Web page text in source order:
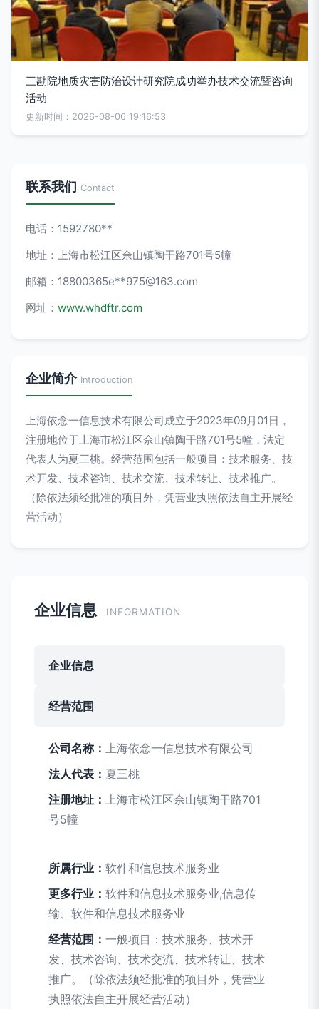
三勘院地质灾害防治设计研究院成功举办技术交流暨咨询
活动
更新时间：2026-08-06 19:16:53
联系我们 Contact
电话：1592780**
地址：上海市松江区佘山镇陶干路701号5幢
邮箱：18800365e**975@163.com
网址： www.whdftr.com
企业简介 Introduction
上海依念一信息技术有限公司成立于2023年09月01日，
注册地位于上海市松江区佘山镇陶干路701号5幢，法定
代表人为夏三桃。经营范围包括一般项目：技术服务、技
术开发、技术咨询、技术交流、技术转让、技术推广。
（除依法须经批准的项目外，凭营业执照依法自主开展经
营活动）
企业信息 INFORMATION
企业信息
经营范围
公司名称： 上海依念一信息技术有限公司
法人代表： 夏三桃
注册地址： 上海市松江区佘山镇陶干路701
号5幢
所属行业： 软件和信息技术服务业
更多行业： 软件和信息技术服务业,信息传
输、软件和信息技术服务业
经营范围： 一般项目：技术服务、技术开
发、技术咨询、技术交流、技术转让、技术
推广。（除依法须经批准的项目外，凭营业
执照依法自主开展经营活动）